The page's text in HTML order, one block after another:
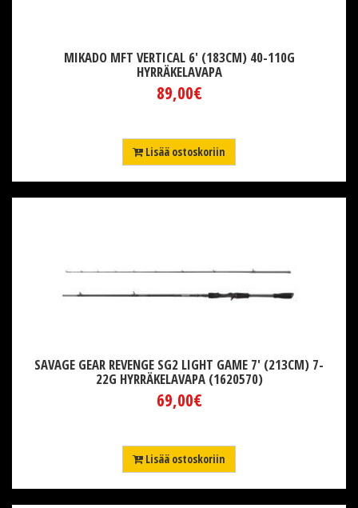
MIKADO MFT VERTICAL 6' (183CM) 40-110G
HYRRÄKELAVAPA
89,00€
Lisää ostoskoriin
SAVAGE GEAR REVENGE SG2 LIGHT GAME 7' (213CM) 7-
22G HYRRÄKELAVAPA (1620570)
69,00€
Lisää ostoskoriin